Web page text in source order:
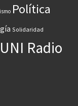
Política
Solidaridad
UNI Radio